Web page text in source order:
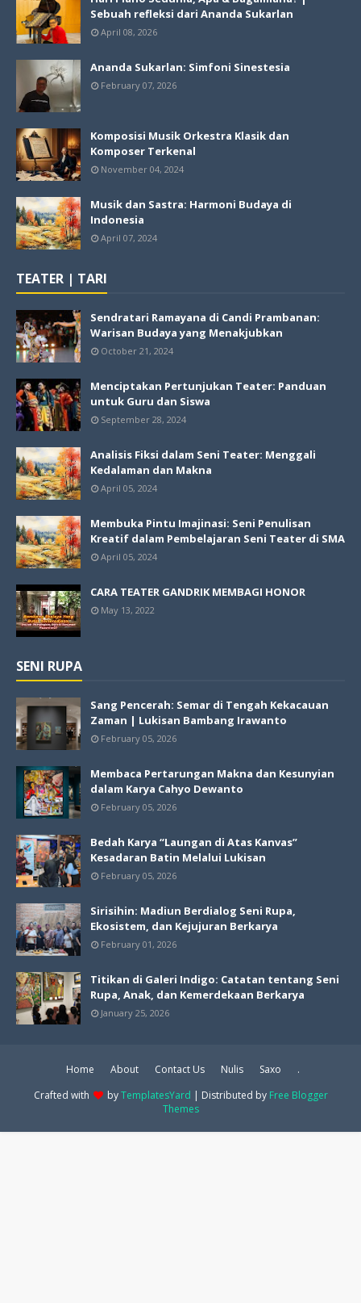
Sebuah refleksi dari Ananda Sukarlan
April 08, 2026
Ananda Sukarlan: Simfoni Sinestesia
February 07, 2026
Komposisi Musik Orkestra Klasik dan
Komposer Terkenal
November 04, 2024
Musik dan Sastra: Harmoni Budaya di
Indonesia
April 07, 2024
TEATER | TARI
Sendratari Ramayana di Candi Prambanan:
Warisan Budaya yang Menakjubkan
October 21, 2024
Menciptakan Pertunjukan Teater: Panduan
untuk Guru dan Siswa
September 28, 2024
Analisis Fiksi dalam Seni Teater: Menggali
Kedalaman dan Makna
April 05, 2024
Membuka Pintu Imajinasi: Seni Penulisan
Kreatif dalam Pembelajaran Seni Teater di SMA
April 05, 2024
CARA TEATER GANDRIK MEMBAGI HONOR
May 13, 2022
SENI RUPA
Sang Pencerah: Semar di Tengah Kekacauan
Zaman | Lukisan Bambang Irawanto
February 05, 2026
Membaca Pertarungan Makna dan Kesunyian
dalam Karya Cahyo Dewanto
February 05, 2026
Bedah Karya “Laungan di Atas Kanvas”
Kesadaran Batin Melalui Lukisan
February 05, 2026
Sirisihin: Madiun Berdialog Seni Rupa,
Ekosistem, dan Kejujuran Berkarya
February 01, 2026
Titikan di Galeri Indigo: Catatan tentang Seni
Rupa, Anak, dan Kemerdekaan Berkarya
January 25, 2026
Home About Contact Us Nulis Saxo
.
Crafted with
byTemplatesYard | Distributed by Free Blogger
Themes